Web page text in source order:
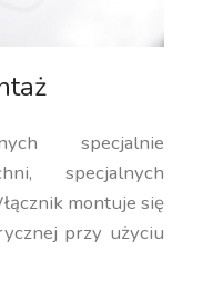
specjalnie
specjalnych
montuje się
przy użyciu